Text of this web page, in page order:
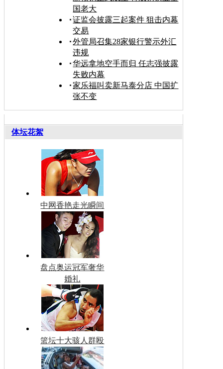
国老大
证监会披露三起案件 狙击内幕
交易
外管局召集28家银行警示外汇
违规
华远拿地空手而归 任志强披露
失败内幕
家乐福叫卖新马泰分店 中国扩
张不变
体坛花絮
中网香艳走光瞬间
盘点奥运冠军奢华
婚礼
篮坛十大骇人群殴